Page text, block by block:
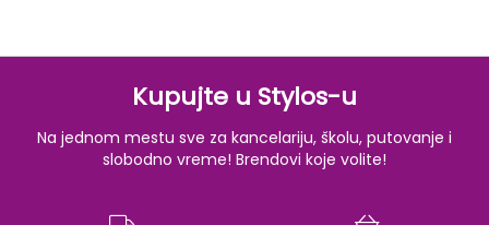
Kupujte u Stylos-u
Na jednom mestu sve za kancelariju, školu, putovanje i
slobodno vreme! Brendovi koje volite!